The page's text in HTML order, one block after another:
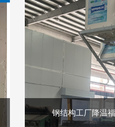
钢结构工厂降温